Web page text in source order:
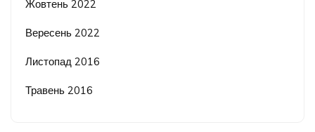
Жовтень 2022
Вересень 2022
Листопад 2016
Травень 2016